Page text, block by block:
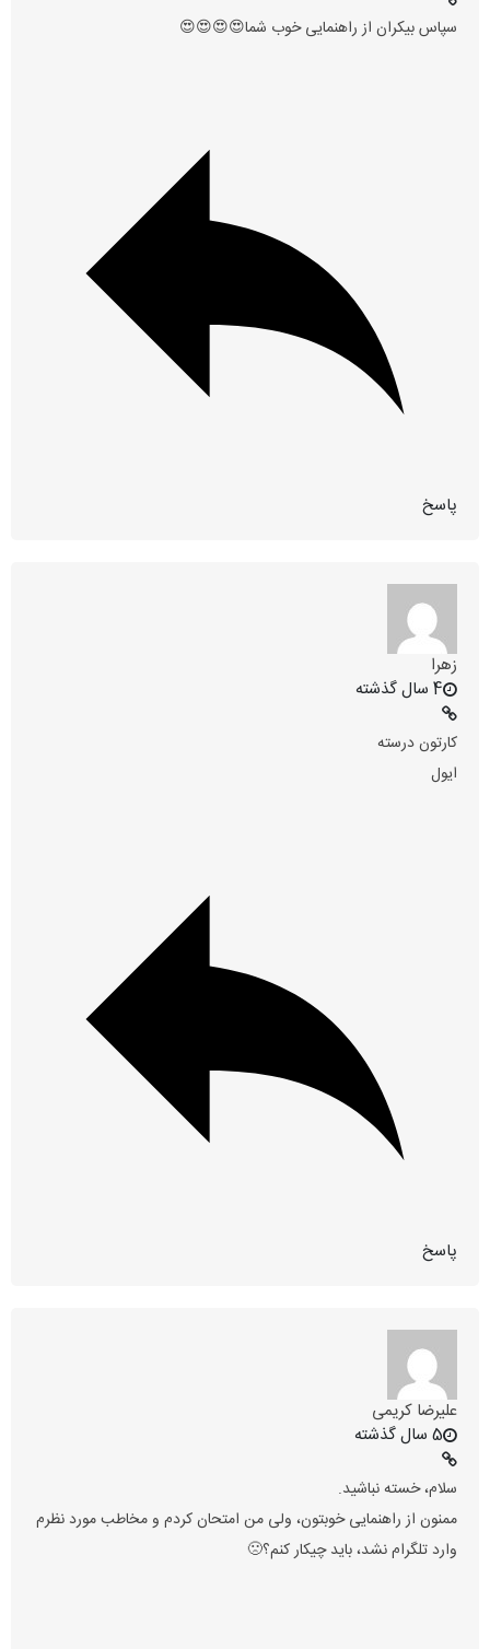
سپاس بیکران از راهنمایی خوب شما😍😍😍😍
پاسخ
زهرا
4 سال گذشته
کارتون درسته
ایول
پاسخ
علیرضا کریمی
5 سال گذشته
سلام، خسته نباشید.
ممنون از راهنمایی خوبتون، ولی من امتحان کردم و مخاطب مورد نظرم
وارد تلگرام نشد، باید چیکار کنم؟🙁